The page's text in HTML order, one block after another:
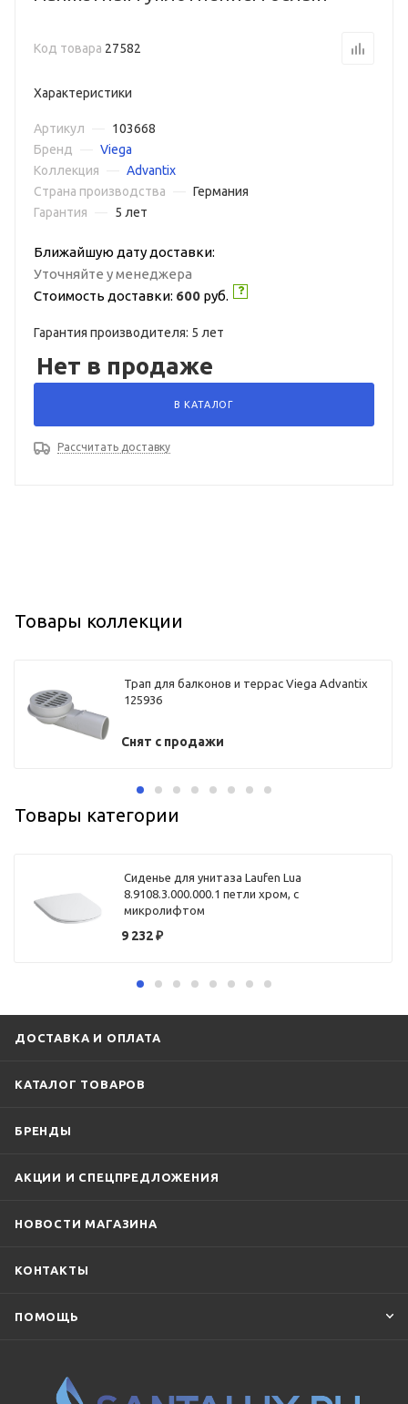
Код товара 27582
Характеристики
Артикул
103668
Бренд
Viega
Коллекция
Advantix
Страна производства
Германия
Гарантия
5 лет
Ближайшую дату доставки:
Уточняйте у менеджера
Стоимость доставки: 600 руб.
Гарантия производителя: 5 лет
Нет в продаже
В КАТАЛОГ
Рассчитать доставку
Товары коллекции
Трап для балконов и террас Viega Advantix
125936
Снят с продажи
Товары категории
Сиденье для унитаза Laufen Lua
8.9108.3.000.000.1 петли хром, с
микролифтом
9 232₽
ДОСТАВКА И ОПЛАТА
КАТАЛОГ ТОВАРОВ
БРЕНДЫ
АКЦИИ И СПЕЦПРЕДЛОЖЕНИЯ
НОВОСТИ МАГАЗИНА
КОНТАКТЫ
ПОМОЩЬ